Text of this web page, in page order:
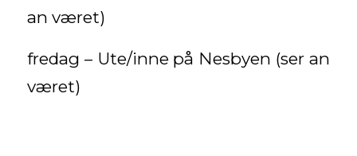
an været)
fredag – Ute/inne på Nesbyen (ser an
været)